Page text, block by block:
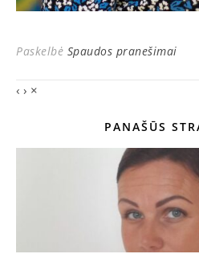
Paskelbė Spaudos pranešimai
‹ › ×
PANAŠŪS